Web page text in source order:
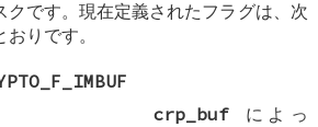
クです。現在定義されたフラグは、次
おりです。
crp_buf によっ